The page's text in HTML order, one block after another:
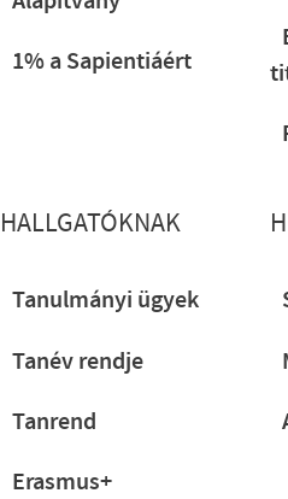
1% a Sapientiáért
HALLGATÓKNAK
Tanulmányi ügyek
Tanév rendje
Tanrend
Erasmus+